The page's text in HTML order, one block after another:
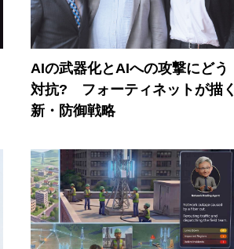
AIの武器化とAIへの攻撃にどう
対抗? フォーティネットが描く
新・防御戦略